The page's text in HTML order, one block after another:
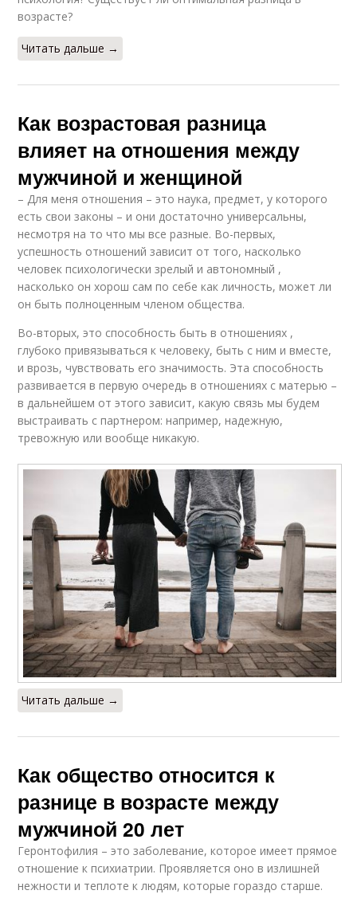
возрасте?
Читать дальше →
Как возрастовая разница
влияет на отношения между
мужчиной и женщиной
– Для меня отношения – это наука, предмет, у которого
есть свои законы – и они достаточно универсальны,
несмотря на то что мы все разные. Во-первых,
успешность отношений зависит от того, насколько
человек психологически зрелый и автономный ,
насколько он хорош сам по себе как личность, может ли
он быть полноценным членом общества.
Во-вторых, это способность быть в отношениях ,
глубоко привязываться к человеку, быть с ним и вместе,
и врозь, чувствовать его значимость. Эта способность
развивается в первую очередь в отношениях с матерью –
в дальнейшем от этого зависит, какую связь мы будем
выстраивать с партнером: например, надежную,
тревожную или вообще никакую.
Читать дальше →
Как общество относится к
разнице в возрасте между
мужчиной 20 лет
Геронтофилия – это заболевание, которое имеет прямое
отношение к психиатрии. Проявляется оно в излишней
нежности и теплоте к людям, которые гораздо старше.